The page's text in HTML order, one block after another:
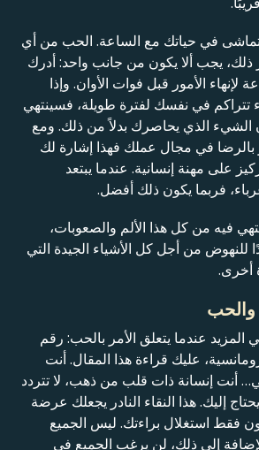
في حياتك مع الساعة. الحب من أي
ذلك، يجب ألا يكون من جانب واحد: أدرك
لإنهاء الأمور قبل فوات الأوان. وإذا
تتراكم في نفسك لفترة طويلة، فسينتهي
الشيء الذي يحاصرك بدلاً من ذلك. ومع
بالرضا في مجال عملك فهذا إشارة لك
على مهنة إنسانية. عندما يبتعد
فربما يكون ذلك أفضل.
فيه من كل هذا الألم والصعوبات،
من أجل كل الأشياء الجيدة التي
أخرى.
المزيد عندما يتعلق الأمر بالحب: رقم
معنى للرومانسية، عليك قراءة هذا المقال. أنت
أنت إنسانة ذات قلب من ذهب، لا تتردد
إليك. هذا النقاء النادر يجعلك عرضة
فقط استغلال براءتك. ليس الجميع
إلى ذلك، لن يرغب الجميع في